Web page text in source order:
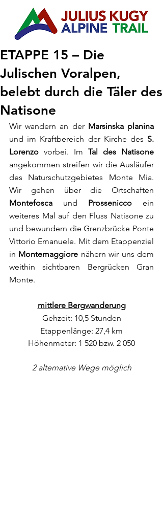
ETAPPE 15 – Die
Julischen Voralpen,
belebt durch die Täler des
Natisone
Wir wandern an der
und im Kraftbereich der Kirche des S.
Lorenzo vorbei. Im Tal des Natisone
angekommen streifen wir die Ausläufer
des Naturschutzgebietes Monte Mia.
Montefosca und Prossenicco ein
weiteres Mal auf den Fluss Natisone zu
und bewundern die Grenzbrücke Ponte
Vittorio Emanuele. Mit dem Etappenziel
in Montemaggiore nähern wir uns dem
weithin sichtbaren Bergrücken
Gran
Monte.
mittlere Bergwanderung
Gehzeit: 10,5 Stunden
Etappenlänge: 27,4 km
Höhenmeter: 1 520 bzw. 2 050
2 alternative Wege möglich